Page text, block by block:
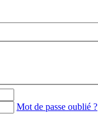
Mot de passe oublié ?